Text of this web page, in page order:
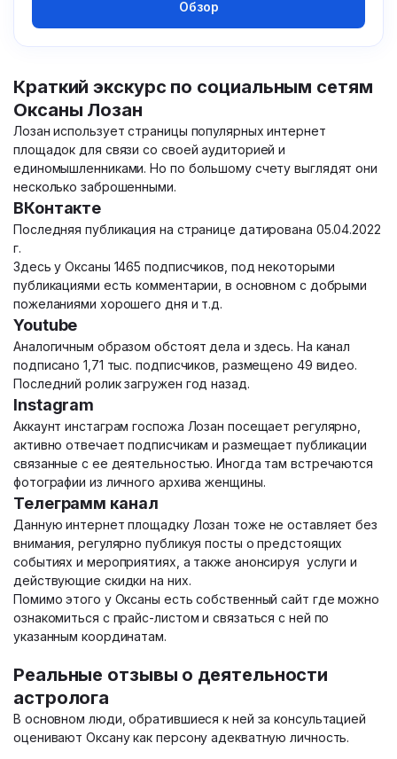
Обзор
Краткий экскурс по социальным сетям
Оксаны Лозан
Лозан использует страницы популярных интернет
площадок для связи со своей аудиторией и
единомышленниками. Но по большому счету выглядят они
несколько заброшенными.
ВКонтакте
Последняя публикация на странице датирована 05.04.2022
г.
Здесь у Оксаны 1465 подписчиков, под некоторыми
публикациями есть комментарии, в основном с добрыми
пожеланиями хорошего дня и т.д.
Youtube
Аналогичным образом обстоят дела и здесь. На канал
подписано 1,71 тыс. подписчиков, размещено 49 видео.
Последний ролик загружен год назад.
Instagram
Аккаунт инстаграм госпожа Лозан посещает регулярно,
активно отвечает подписчикам и размещает публикации
связанные с ее деятельностью. Иногда там встречаются
фотографии из личного архива женщины.
Телеграмм канал
Данную интернет площадку Лозан тоже не оставляет без
внимания, регулярно публикуя посты о предстоящих
событиях и мероприятиях, а также анонсируя услуги и
действующие скидки на них.
Помимо этого у Оксаны есть собственный сайт где можно
ознакомиться с прайс-листом и связаться с ней по
указанным координатам.
Реальные отзывы о деятельности
астролога
В основном люди, обратившиеся к ней за консультацией
оценивают Оксану как персону адекватную личность.